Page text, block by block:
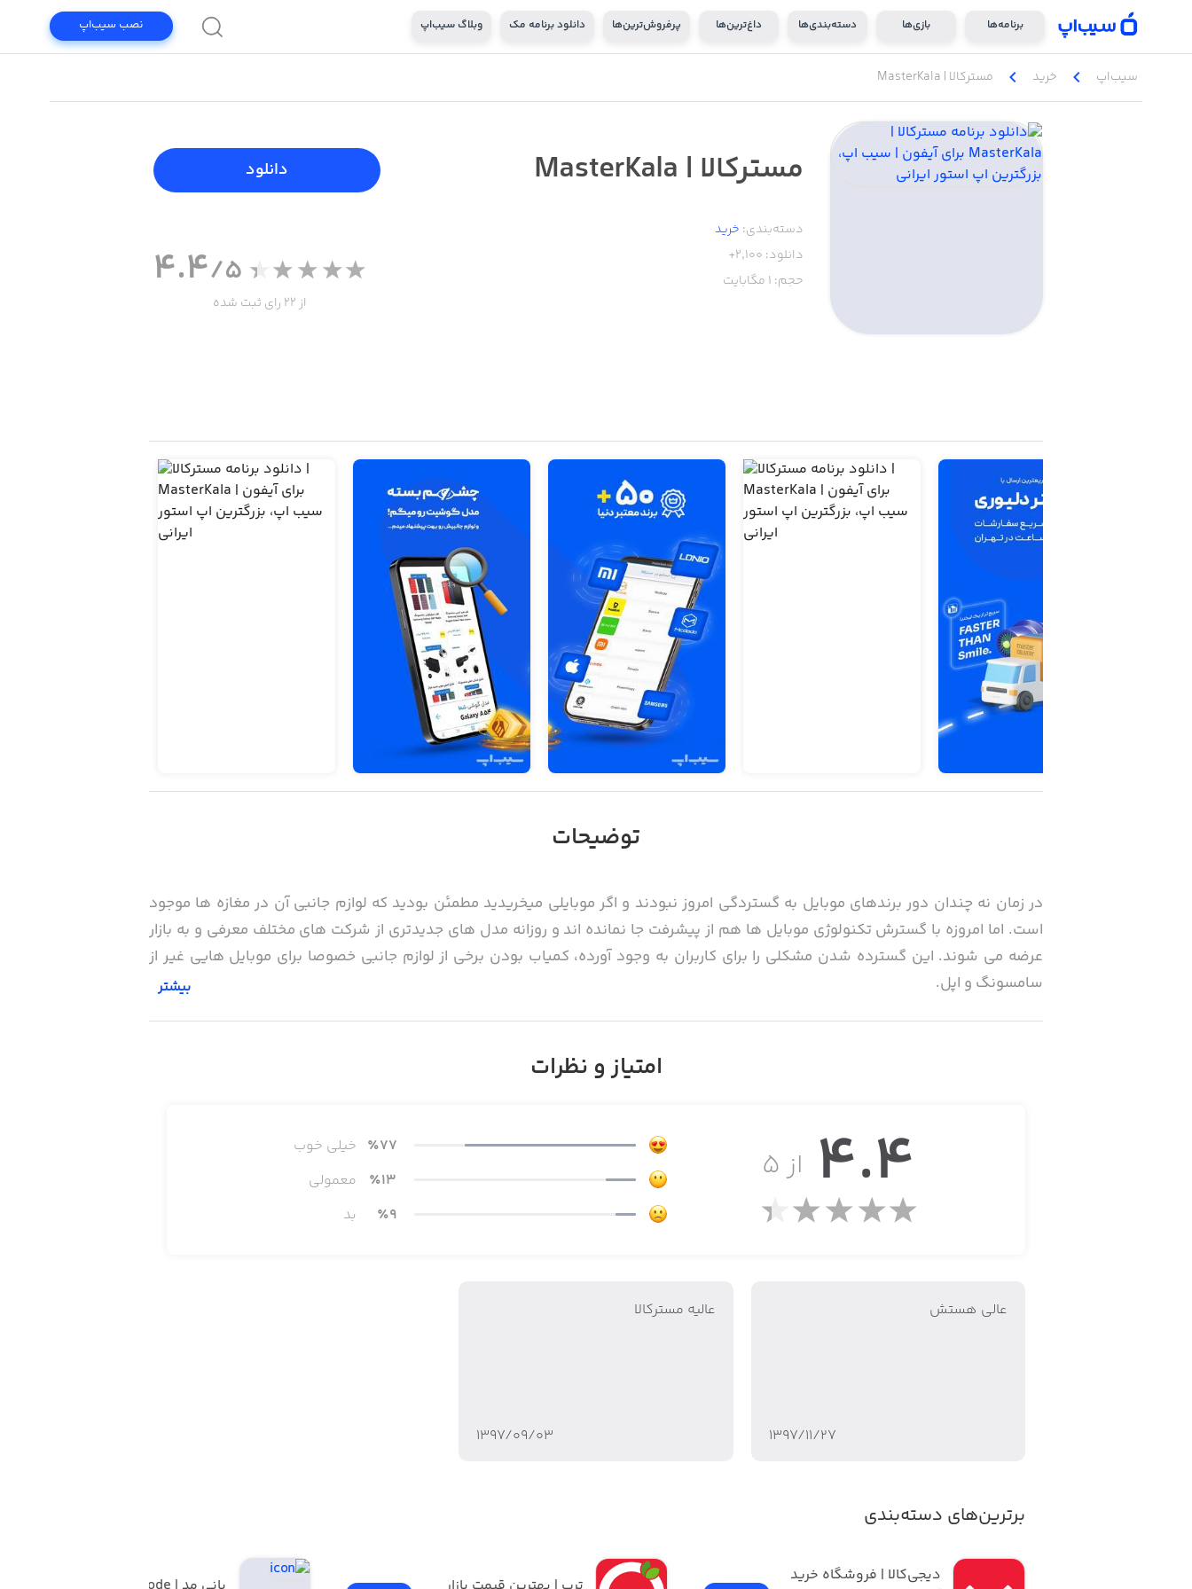
برنامه‌ها بازی‌ها دسته‌بندی‌ها داغ‌ترین‌ها پرفروش‌ترین‌ها دانلود برنامه مک وبلاگ سیب‌اپ نصب سیب‌اپ
سیب‌اپ chevron_left خرید chevron_left مسترکالا | MasterKala
مسترکالا | MasterKala
دسته‌بندی: خرید
دانلود: 2,100+
حجم: 1 مگابایت
دانلود
4.4/5
از 22 رای ثبت شده
توضیحات
در زمان نه چندان دور برندهای موبایل به گستردگی امروز نبودند و اگر موبایلی میخریدید مطمئن بودید که لوازم جانبی آن در مغازه ها موجود
است. اما امروزه با گسترش تکنولوژی موبایل ها هم از پیشرفت جا نمانده اند و روزانه مدل های جدیدتری از شرکت های مختلف معرفی و به بازار
عرضه می شوند. این گسترده شدن مشکلی را برای کاربران به وجود آورده، کمیاب بودن برخی از لوازم جانبی خصوصا برای موبایل هایی غیر از
سامسونگ و اپل.
فروشگاه اینترنتی مَسترکالا در اواخر سال 1395 با هدف پر کردن این حفره و راحت کردن خرید برای تمام کاربران شروع به کار کرد و در مدت زمان
فروشگاه اینترنتی مَسترکالا علاوه بر لوازم جانبی موبایل محصولات در دسته بندی های زیر را نیز ارائه می کند:
بیشتر
امتیاز و نظرات
از ۵ 4.4 ٪77
خیلی خوب
٪13
معمولی
٪9 بد
عالى هستش
۱۳۹۷/۱۱/۲۷
عالیه مسترکالا
۱۳۹۷/۰۹/۰۳
برترین‌های دسته‌بندی